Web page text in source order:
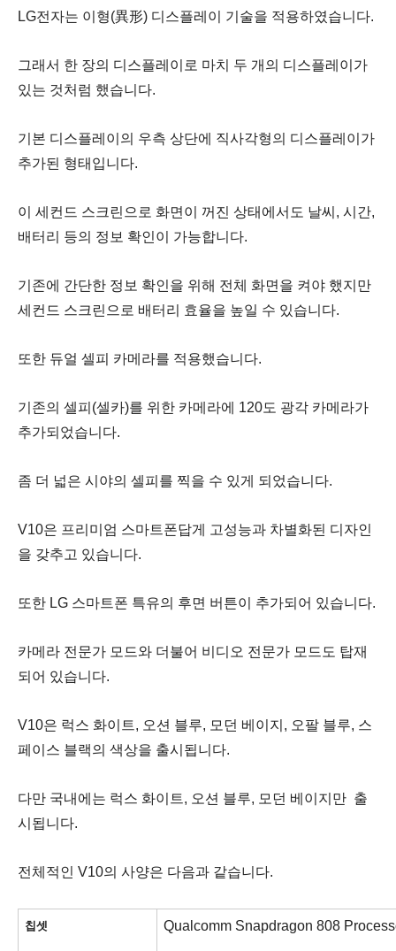
LG전자는 이형(異形) 디스플레이 기술을 적용하였습니다.
그래서 한 장의 디스플레이로 마치 두 개의 디스플레이가
있는 것처럼 했습니다.
기본 디스플레이의 우측 상단에 직사각형의 디스플레이가
추가된 형태입니다.
이 세컨드 스크린으로 화면이 꺼진 상태에서도 날씨, 시간,
배터리 등의 정보 확인이 가능합니다.
기존에 간단한 정보 확인을 위해 전체 화면을 켜야 했지만
세컨드 스크린으로 배터리 효율을 높일 수 있습니다.
또한 듀얼 셀피 카메라를 적용했습니다.
기존의 셀피(셀카)를 위한 카메라에 120도 광각 카메라가
추가되었습니다.
좀 더 넓은 시야의 셀피를 찍을 수 있게 되었습니다.
V10은 프리미엄 스마트폰답게 고성능과 차별화된 디자인
을 갖추고 있습니다.
또한 LG 스마트폰 특유의 후면 버튼이 추가되어 있습니다.
카메라 전문가 모드와 더불어 비디오 전문가 모드도 탑재
되어 있습니다.
V10은 럭스 화이트, 오션 블루, 모던 베이지, 오팔 블루, 스
페이스 블랙의 색상을 출시됩니다.
다만 국내에는 럭스 화이트, 오션 블루, 모던 베이지만 출
시됩니다.
전체적인 V10의 사양은 다음과 같습니다.
칩셋 Qualcomm Snapdragon 808